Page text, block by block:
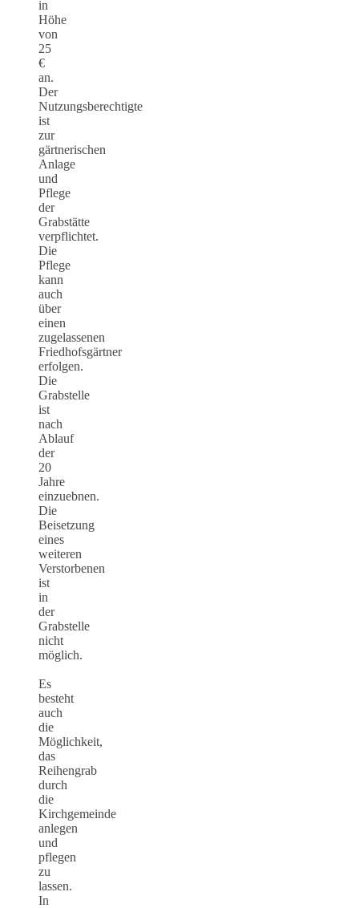
in
Höhe
von
25
€
an.
Der
Nutzungsberechtigte
ist
zur
gärtnerischen
Anlage
und
Pflege
der
Grabstätte
verpflichtet.
Die
Pflege
kann
auch
über
einen
zugelassenen
Friedhofsgärtner
erfolgen.
Die
Grabstelle
ist
nach
Ablauf
der
20
Jahre
einzuebnen.
Die
Beisetzung
eines
weiteren
Verstorbenen
ist
in
der
Grabstelle
nicht
möglich.
Es
besteht
auch
die
Möglichkeit,
das
Reihengrab
durch
die
Kirchgemeinde
anlegen
und
pflegen
zu
lassen.
In